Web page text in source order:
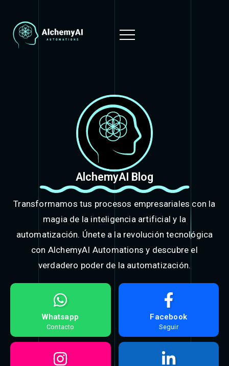
AlchemyAI Blog
Transformamos tus procesos empresariales con la
magia de la inteligencia artificial y la
automatización. Únete a la revolución tecnológica
con AlchemyAI Automations y descubre el
verdadero poder de la automatización.​
Whatsapp
Contacto
Facebook
Seguir